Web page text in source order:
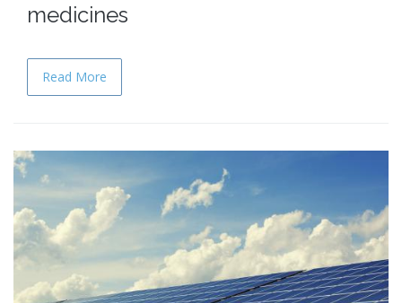
medicines
Read More